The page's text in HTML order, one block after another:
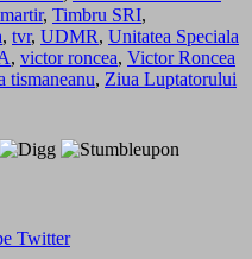
, Timbru SRI,
, tvr, UDMR, Unitatea Speciala
, victor roncea, Victor Roncea
tismaneanu, Ziua Luptatorului
Twitter